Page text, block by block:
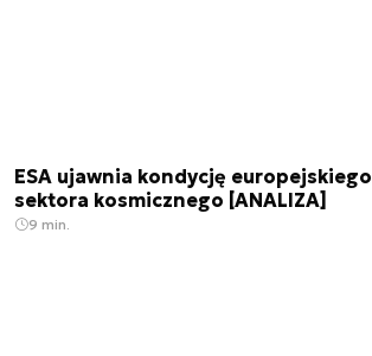
ESA ujawnia kondycję europejskiego
sektora kosmicznego [ANALIZA]
9 min.